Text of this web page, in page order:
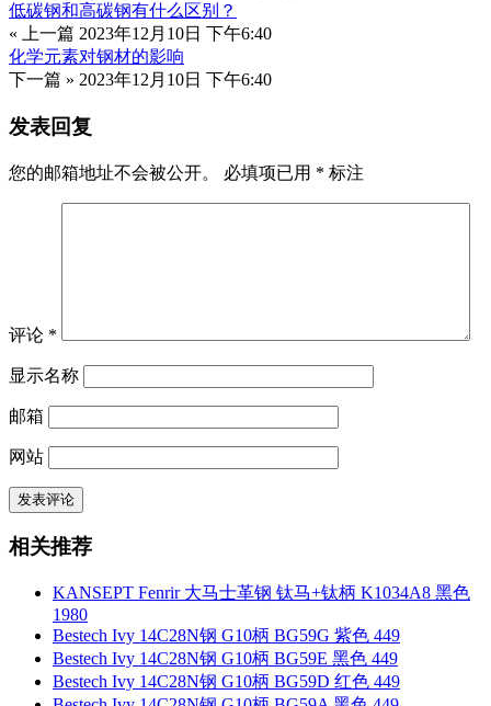
低碳钢和高碳钢有什么区别？
« 上一篇 2023年12月10日 下午6:40
化学元素对钢材的影响
下一篇 » 2023年12月10日 下午6:40
发表回复
您的邮箱地址不会被公开。 必填项已用 * 标注
评论 *
显示名称
邮箱
网站
相关推荐
KANSEPT Fenrir 大马士革钢 钛马+钛柄 K1034A8 黑色
1980
Bestech Ivy 14C28N钢 G10柄 BG59G 紫色 449
Bestech Ivy 14C28N钢 G10柄 BG59E 黑色 449
Bestech Ivy 14C28N钢 G10柄 BG59D 红色 449